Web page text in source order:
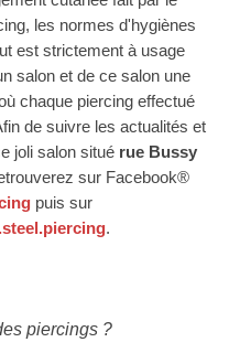
les normes d'hygiènes
est strictement à usage
salon et de ce salon une
chaque piercing effectué
de suivre les actualités et
joli salon situé rue Bussy
sur Facebook®
puis sur
.
piercings ?